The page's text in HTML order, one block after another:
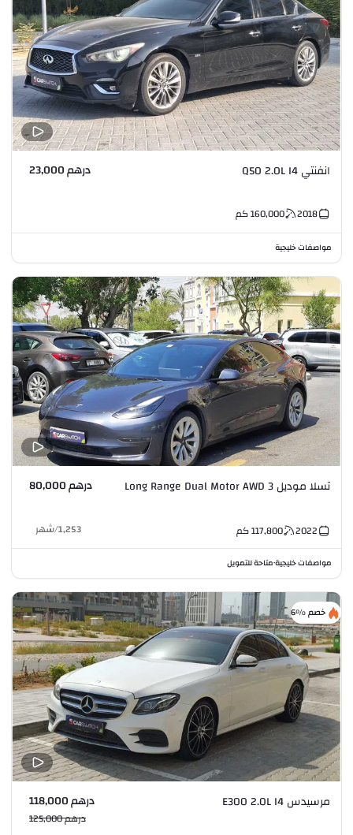
انفنتي Q50 2.0L I4 درهم 23,000
2018
160,000كم
مواصفات خليجية
تسلا موديل 3 Long Range Dual Motor AWD درهم 80,000
2022
117,800كم 1,253
/شهر
مواصفات خليجية•متاحة للتمويل
خصم %6
مرسيدس E300 2.0L I4 درهم 118,000
درهم 125,000